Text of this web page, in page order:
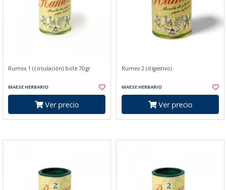
Rumex 1 (circulación) bote 70gr
MAESE HERBARIO
Ver precio
Rumex 2 (digestivo)
MAESE HERBARIO
Ver precio